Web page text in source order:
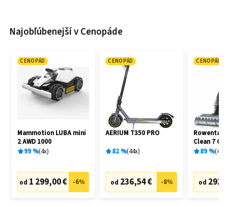
Najobľúbenejší v Cenopáde
CENOPÁD
Mammotion LUBA mini
2 AWD 1000
99% 4x
od 1 299,00 € -6%
CENOPÁD
AERIUM T350 PRO
82% 44x
od 236,54 € -8%
CENOPÁD
Rowenta
Clean 7
89% 4
od